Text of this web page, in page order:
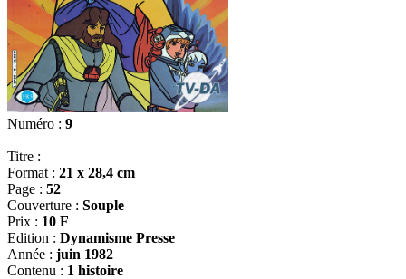
Numéro : 9
Titre :
Format : 21 x 28,4 cm
Page : 52
Couverture : Souple
Prix : 10 F
Edition : Dynamisme Presse
Année : juin 1982
Contenu : 1 histoire